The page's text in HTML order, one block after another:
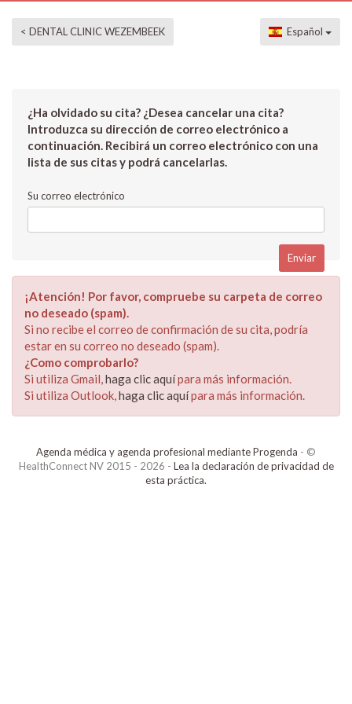
< DENTAL CLINIC WEZEMBEEK Español
¿Ha olvidado su cita? ¿Desea cancelar una cita?
Introduzca su dirección de correo electrónico a
continuación. Recibirá un correo electrónico con una
lista de sus citas y podrá cancelarlas.
Su correo electrónico
¡Atención! Por favor, compruebe su carpeta de correo
no deseado (spam).
Si no recibe el correo de confirmación de su cita, podría
estar en su correo no deseado (spam).
¿Como comprobarlo?
Si utiliza Gmail,haga clic aquípara más información.
Si utiliza Outlook,haga clic aquípara más información.
Agenda médica y agenda profesional mediante Progenda - ©
HealthConnect NV 2015 - 2026 - Lea la declaración de privacidad de
esta práctica.